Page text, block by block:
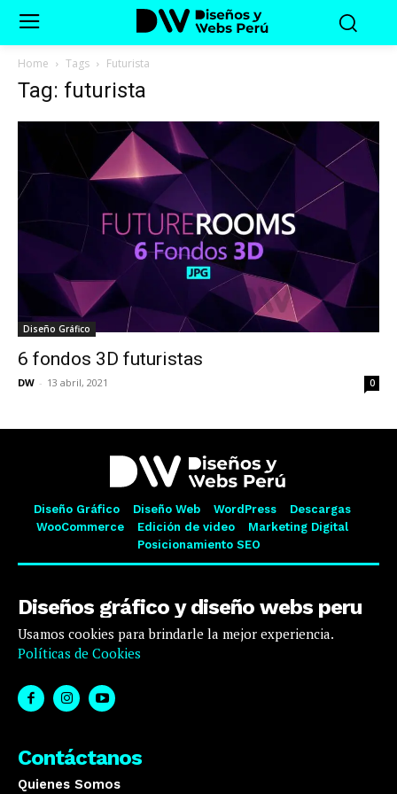
Home Tags Futurista
Tag: futurista
Diseño Gráfico
6 fondos 3D futuristas
DW - 13 abril, 2021 0
Diseño Gráfico Diseño Web WordPress
Descargas
WooCommerce
Edición de video
Marketing Digital
Posicionamiento SEO
Diseños gráfico y diseño webs peru
Usamos cookies para brindarle la mejor experiencia.
Políticas de Cookies
Contáctanos
Quienes Somos